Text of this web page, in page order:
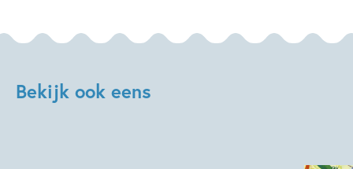
Bekijk ook eens